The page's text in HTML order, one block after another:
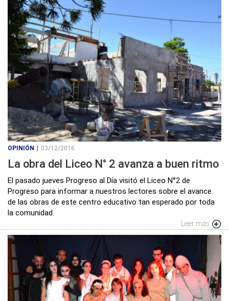
OPINIÓN | 03/12/2016
La obra del Liceo N° 2 avanza a buen ritmo
El pasado jueves Progreso al Día visitó el Liceo N°2 de
Progreso para informar a nuestros lectores sobre el avance
de las obras de este centro educativo tan esperado por toda
la comunidad.
Leer más